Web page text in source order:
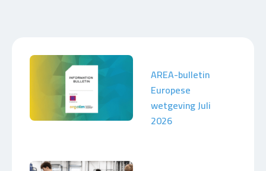
AREA-bulletin
Europese
wetgeving Juli
2026